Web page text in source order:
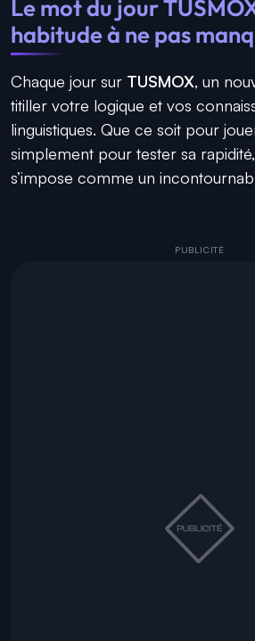
Le mot du jour
habitude à ne pas
Chaque jour sur TUSMOX, un
titiller votre logique et vos
linguistiques. Que ce soit pour
simplement pour tester sa
s’impose comme un